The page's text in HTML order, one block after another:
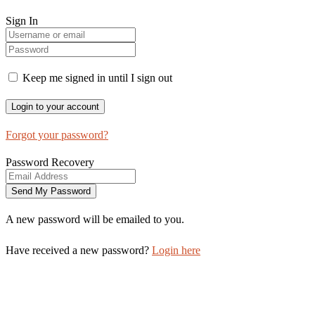
Sign In
Keep me signed in until I sign out
Forgot your password?
Password Recovery
A new password will be emailed to you.
Have received a new password? Login here